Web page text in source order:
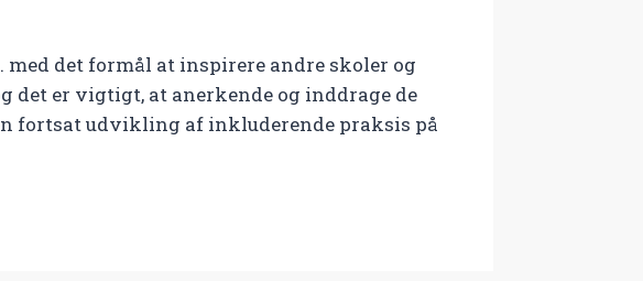
det formål at inspirere andre skoler og
det er vigtigt, at anerkende og inddrage de
fortsat udvikling af inkluderende praksis på